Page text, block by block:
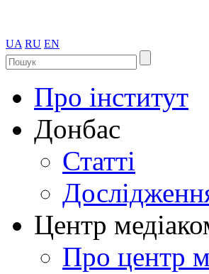
UA RU EN
Про інститут
Донбас
Статті
Центр
Про центр